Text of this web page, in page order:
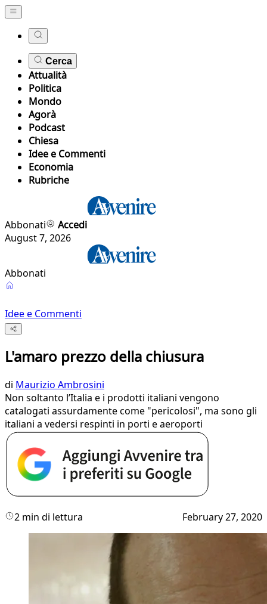
Cerca
Attualità
Politica
Mondo
Agorà
Podcast
Chiesa
Idee e Commenti
Economia
Rubriche
Abbonati
Accedi
August 7, 2026
Abbonati
Idee e Commenti
L'amaro prezzo della chiusura
di Maurizio Ambrosini
Non soltanto l’Italia e i prodotti italiani vengono
catalogati assurdamente come "pericolosi", ma sono gli
italiani a vedersi respinti in porti e aeroporti
2 min di lettura February 27, 2020